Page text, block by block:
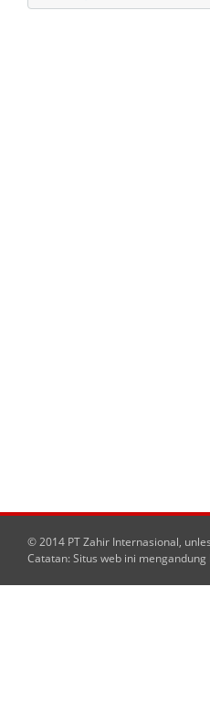
© 2014 PT Zahir Internasional,
Catatan: Situs web ini